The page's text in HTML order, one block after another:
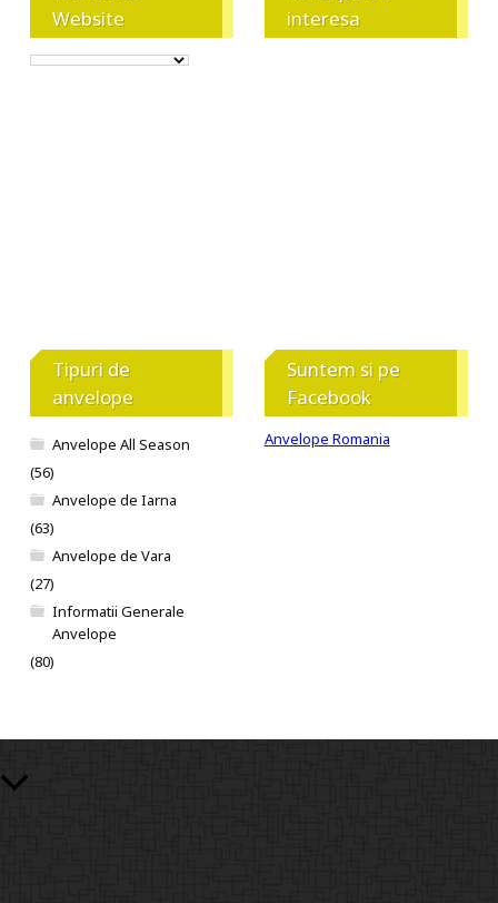
Website
interesa
Tipuri de
anvelope
Anvelope All Season
(56)
Anvelope de Iarna
(63)
Anvelope de Vara
(27)
Informatii Generale
Anvelope
(80)
Suntem si pe
Facebook
Anvelope Romania